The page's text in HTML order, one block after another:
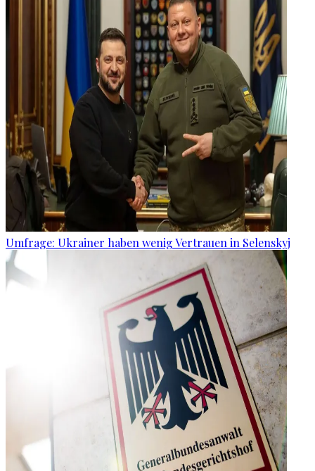
Umfrage: Ukrainer haben wenig Vertrauen in Selenskyj